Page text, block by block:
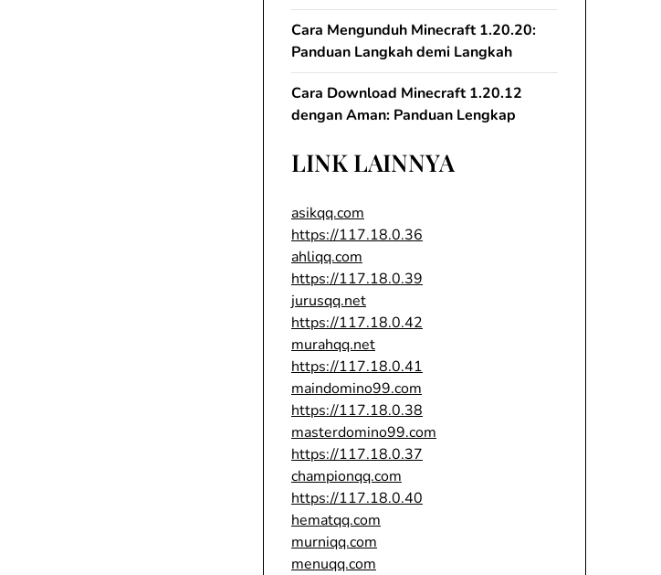
Cara Mengunduh Minecraft 1.20.20:
Panduan Langkah demi Langkah
Cara Download Minecraft 1.20.12
dengan Aman: Panduan Lengkap
LINK LAINNYA
asikqq.com
https://117.18.0.36
ahliqq.com
https://117.18.0.39
jurusqq.net
https://117.18.0.42
murahqq.net
https://117.18.0.41
maindomino99.com
https://117.18.0.38
masterdomino99.com
https://117.18.0.37
championqq.com
https://117.18.0.40
hematqq.com
murniqq.com
menuqq.com